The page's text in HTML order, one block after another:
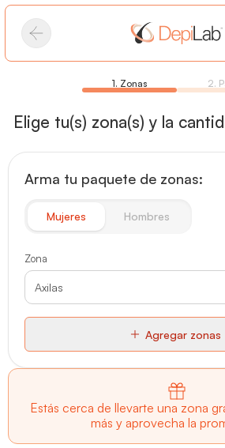
1. Zonas 2.
Elige tu(s) zona(s) y la
Arma tu paquete de zonas:
Mujeres Hombres
Zona
Axilas
Agregar zonas
Estás cerca de llevarte una zona
más y aprovecha la